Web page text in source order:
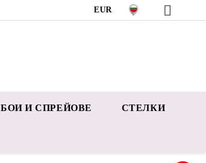
EUR
БОИ И СПРЕЙОВЕ СТЕЛКИ